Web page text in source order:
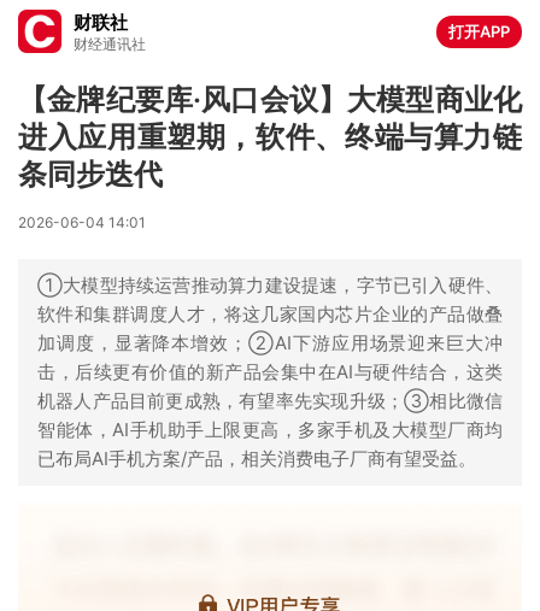
财联社
财经通讯社
打开APP
【金牌纪要库·风口会议】大模型商业化
进入应用重塑期，软件、终端与算力链
条同步迭代
2026-06-04 14:01
①大模型持续运营推动算力建设提速，字节已引入硬件、
软件和集群调度人才，将这几家国内芯片企业的产品做叠
加调度，显著降本增效；②AI下游应用场景迎来巨大冲
击，后续更有价值的新产品会集中在AI与硬件结合，这类
机器人产品目前更成熟，有望率先实现升级；③相比微信
智能体，AI手机助手上限更高，多家手机及大模型厂商均
已布局AI手机方案/产品，相关消费电子厂商有望受益。